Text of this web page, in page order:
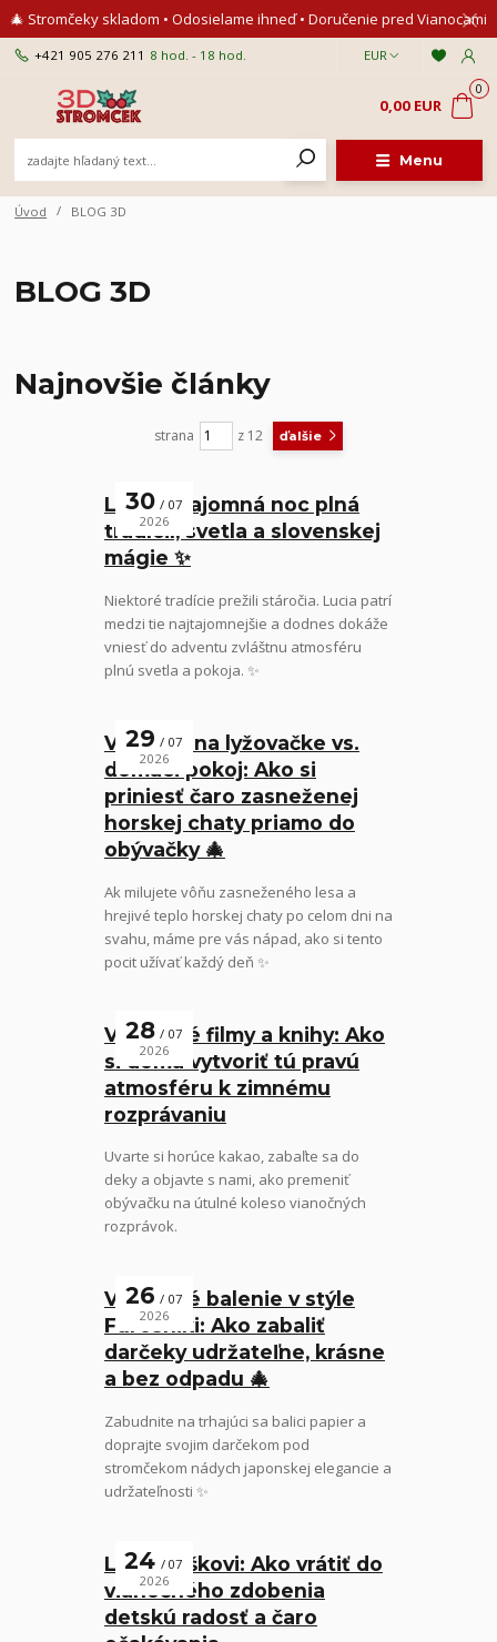
🎄 Stromčeky skladom • Odosielame ihneď • Doručenie pred Vianocami
Menu
EUR
+421 905 276 211 8 hod. - 18 hod.
0
0,00 EUR
Úvod BLOG 3D
BLOG 3D
Najnovšie články
strana z 12 ďalšie
Lucia – tajomná noc plná
tradícií, svetla a slovenskej
mágie ✨
30
07
2026
Niektoré tradície prežili stáročia. Lucia patrí
medzi tie najtajomnejšie a dodnes dokáže
vniesť do adventu zvláštnu atmosféru
plnú svetla a pokoja. ✨
Vianoce na lyžovačke vs.
domáci pokoj: Ako si
priniesť čaro zasneženej
horskej chaty priamo do
obývačky 🎄
29
07
2026
Ak milujete vôňu zasneženého lesa a
hrejivé teplo horskej chaty po celom dni na
svahu, máme pre vás nápad, ako si tento
pocit užívať každý deň ✨
Vianočné filmy a knihy: Ako
si doma vytvoriť tú pravú
atmosféru k zimnému
rozprávaniu
28
07
2026
Uvarte si horúce kakao, zabaľte sa do
deky a objavte s nami, ako premeniť
obývačku na útulné koleso vianočných
rozprávok.
Vianočné balenie v stýle
Furoshiki: Ako zabaliť
darčeky udržateľne, krásne
a bez odpadu 🎄
26
07
2026
Zabudnite na trhajúci sa balici papier a
doprajte svojim darčekom pod
stromčekom nádych japonskej elegancie a
udržateľnosti ✨
List Ježiškovi: Ako vrátiť do
vianočného zdobenia
detskú radosť a čaro
24
07
2026